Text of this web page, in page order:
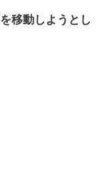
移動しようとし